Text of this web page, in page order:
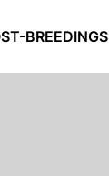
BREEDINGS